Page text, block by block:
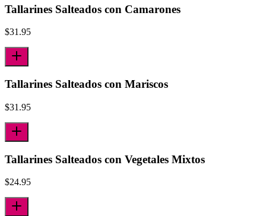
Tallarines Salteados con Camarones
$31.95
Tallarines Salteados con Mariscos
$31.95
Tallarines Salteados con Vegetales Mixtos
$24.95